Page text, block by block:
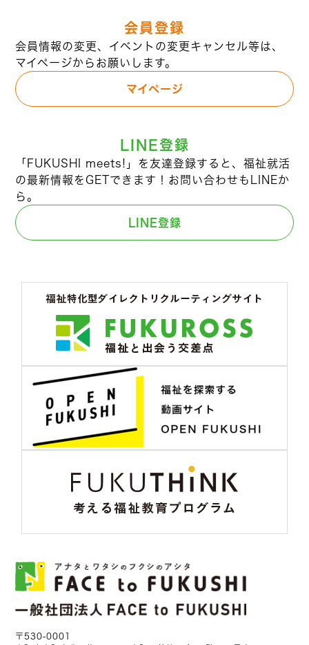
会員登録
会員情報の変更、イベントの変更キャンセル等は、
マイページからお願いします。
マイページ
LINE登録
「FUKUSHI meets!」を友達登録すると、福祉就活
の最新情報をGETできます！お問い合わせもLINEか
ら。
LINE登録
〒530-0001